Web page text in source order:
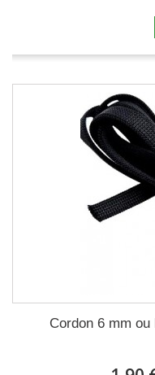
Cordon 6 mm